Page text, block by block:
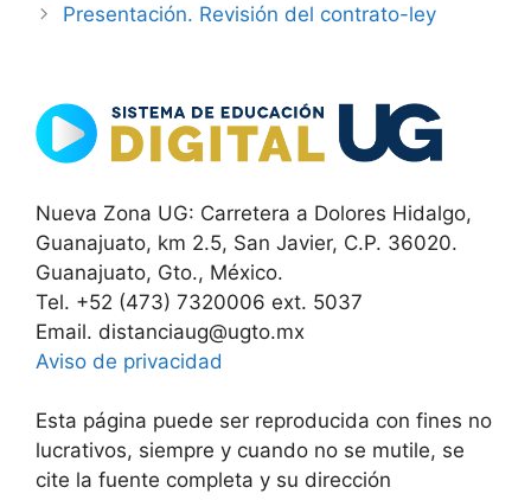
Presentación. Revisión del contrato-ley
Nueva Zona UG: Carretera a Dolores Hidalgo,
Guanajuato, km 2.5, San Javier, C.P. 36020.
Guanajuato, Gto., México.
Tel. +52 (473) 7320006 ext. 5037
Email. distanciaug@ugto.mx
Aviso de privacidad
Esta página puede ser reproducida con fines no
lucrativos, siempre y cuando no se mutile, se
cite la fuente completa y su dirección